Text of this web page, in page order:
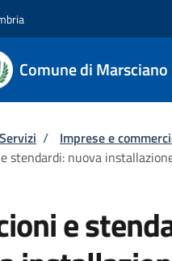
Comune di Marsciano
di pane
Servizi / Imprese e
stendardi: nuova
e